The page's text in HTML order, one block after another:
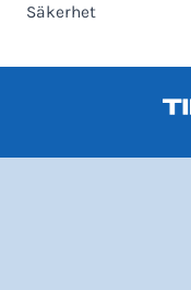
Säkerhet